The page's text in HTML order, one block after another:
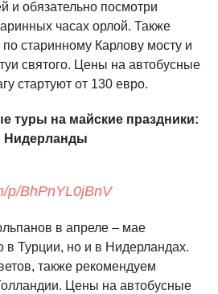
и обязательно посмотри
часах орлой. Также
старинному Карлову мосту и
святого. Цены на автобусные
стартуют от 130 евро.
туры на майские праздники:
Нидерланды
p/BhPnYL0jBnV
в апреле – мае
в Турции, но и в Нидерландах.
также рекомендуем
Цены на автобусные